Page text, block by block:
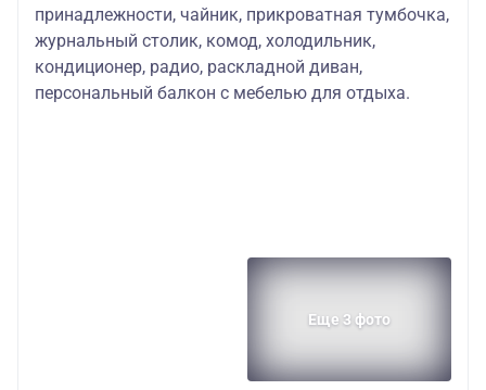
принадлежности, чайник, прикроватная тумбочка,
журнальный столик, комод, холодильник,
кондиционер, радио, раскладной диван,
персональный балкон с мебелью для отдыха.
Еще 3 фото